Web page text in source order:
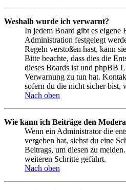
Weshalb wurde ich verwarnt?
In jedem Board gibt es eigene
Administration festgelegt
Regeln verstoßen hast, kann
Bitte beachte, dass dies die
dieses Boards ist und phpBB
Verwarnung zu tun hat.
sofern du die nicht sicher bist,
Nach oben
Wie kann ich Beiträge den
Wenn ein Administrator die
vergeben hat, siehst du eine
Beitrags, um diesen zu
weiteren Schritte geführt.
Nach oben